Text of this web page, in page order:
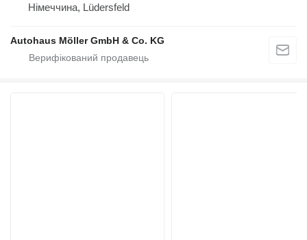
Німеччина, Lüdersfeld
Autohaus Möller GmbH & Co. KG